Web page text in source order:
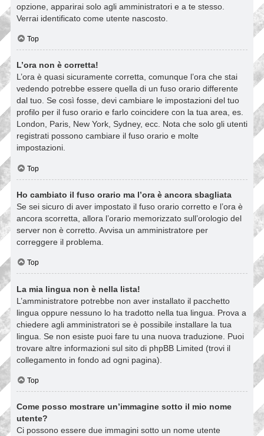
opzione, apparirai solo agli amministratori e a te stesso.
Verrai identificato come utente nascosto.
Top
L’ora non è corretta!
L’ora è quasi sicuramente corretta, comunque l’ora che stai
vedendo potrebbe essere quella di un fuso orario differente
dal tuo. Se così fosse, devi cambiare le impostazioni del tuo
profilo per il fuso orario e farlo coincidere con la tua area, es.
London, Paris, New York, Sydney, ecc. Nota che solo gli utenti
registrati possono cambiare il fuso orario e molte
impostazioni.
Top
Ho cambiato il fuso orario ma l’ora è ancora sbagliata
Se sei sicuro di aver impostato il fuso orario corretto e l’ora è
ancora scorretta, allora l’orario memorizzato sull’orologio del
server non è corretto. Avvisa un amministratore per
correggere il problema.
Top
La mia lingua non è nella lista!
L’amministratore potrebbe non aver installato il pacchetto
lingua oppure nessuno lo ha tradotto nella tua lingua. Prova a
chiedere agli amministratori se è possibile installare la tua
lingua. Se non esiste puoi fare tu una nuova traduzione. Puoi
trovare altre informazioni sul sito di phpBB Limited (trovi il
collegamento in fondo ad ogni pagina).
Top
Come posso mostrare un’immagine sotto il mio nome
utente?
Ci possono essere due immagini sotto un nome utente